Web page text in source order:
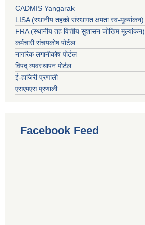
CADMIS Yangarak
LISA (स्थानीय तहको संस्थागत क्षमता स्व-मूल्यांकन)
FRA (स्थानीय तह वित्तीय सुशासन जोखिम मूल्यांकन)
कर्मचारी संचयकोष पोर्टल
नागरिक लगानीकोष पोर्टल
विपद् व्यवस्थापन पोर्टल
ई-हाजिरी प्रणाली
एसएमएस प्रणाली
Facebook Feed